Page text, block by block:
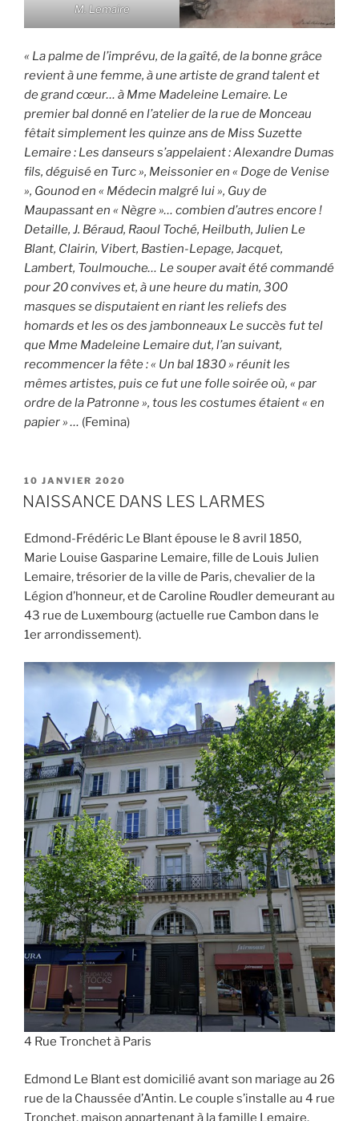
M. Lemaire
« La palme de l’imprévu, de la gaîté, de la bonne grâce
revient à une femme, à une artiste de grand talent et
de grand cœur… à Mme Madeleine Lemaire. Le
premier bal donné en l’atelier de la rue de Monceau
fêtait simplement les quinze ans de Miss Suzette
Lemaire : Les danseurs s’appelaient : Alexandre Dumas
fils, déguisé en Turc », Meissonier en « Doge de Venise
», Gounod en « Médecin malgré lui », Guy de
Maupassant en « Nègre »… combien d’autres encore !
Detaille, J. Béraud, Raoul Toché, Heilbuth, Julien Le
Blant, Clairin, Vibert, Bastien-Lepage, Jacquet,
Lambert, Toulmouche… Le souper avait été commandé
pour 20 convives et, à une heure du matin, 300
masques se disputaient en riant les reliefs des
homards et les os des jambonneaux Le succès fut tel
que Mme Madeleine Lemaire dut, l’an suivant,
recommencer la fête : « Un bal 1830 » réunit les
mêmes artistes, puis ce fut une folle soirée où, « par
ordre de la Patronne », tous les costumes étaient « en
papier » … (Femina)
PUBLIÉ
LE
10 JANVIER 2020
NAISSANCE DANS LES LARMES
Edmond-Frédéric Le Blant épouse le 8 avril 1850,
Marie Louise Gasparine Lemaire, fille de Louis Julien
Lemaire, trésorier de la ville de Paris, chevalier de la
Légion d’honneur, et de Caroline Roudler demeurant au
43 rue de Luxembourg (actuelle rue Cambon dans le
1er arrondissement).
4 Rue Tronchet à Paris
Edmond Le Blant est domicilié avant son mariage au 26
rue de la Chaussée d’Antin. Le couple s’installe au 4 rue
Tronchet, maison appartenant à la famille Lemaire.